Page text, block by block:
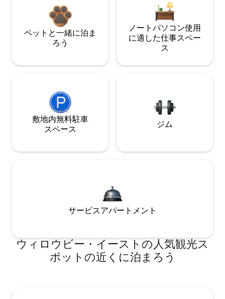
ペットと一緒に泊ま
ろう
ノートパソコン使用
に適した仕事スペー
ス
敷地内無料駐⁠車
ス⁠ペ⁠ー⁠ス
ジム
サービスアパートメント
ウィロウビー・イーストの人気観光ス
ポットの近くに泊まろう